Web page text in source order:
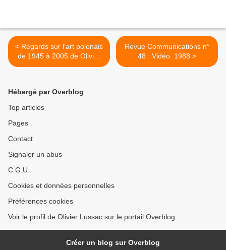
< Regards sur l'art polonais
de 1945 à 2005 de Olivier
Vargin. 2008
Revue Communications n°
48 : Vidéo. 1988 >
Hébergé par Overblog
Top articles
Pages
Contact
Signaler un abus
C.G.U.
Cookies et données personnelles
Préférences cookies
Voir le profil de Olivier Lussac sur le portail Overblog
Créer un blog sur Overblog